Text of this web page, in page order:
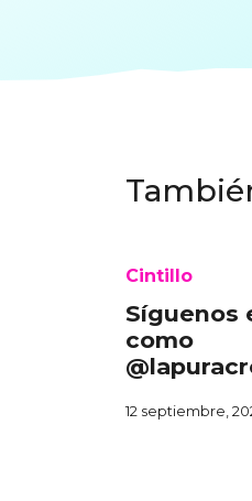
Cintillo
Síguenos
como
12 septiembre,